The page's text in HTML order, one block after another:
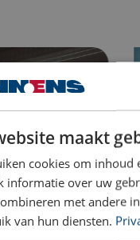
maakt
cookies om inhoud
informatie over uw
met andere
van hun diensten.